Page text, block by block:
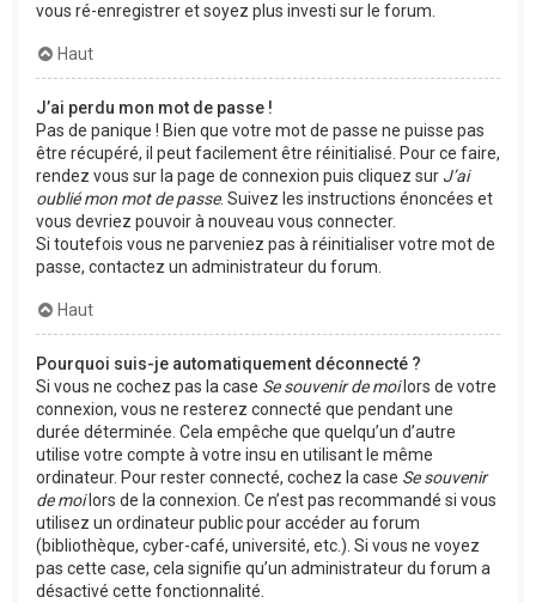
vous ré-enregistrer et soyez plus investi sur le forum.
Haut
J’ai perdu mon mot de passe !
Pas de panique ! Bien que votre mot de passe ne puisse pas
être récupéré, il peut facilement être réinitialisé. Pour ce faire,
rendez vous sur la page de connexion puis cliquez sur J’ai
oublié mon mot de passe. Suivez les instructions énoncées et
vous devriez pouvoir à nouveau vous connecter.
Si toutefois vous ne parveniez pas à réinitialiser votre mot de
passe, contactez un administrateur du forum.
Haut
Pourquoi suis-je automatiquement déconnecté ?
Si vous ne cochez pas la case Se souvenir de moilors de votre
connexion, vous ne resterez connecté que pendant une
durée déterminée. Cela empêche que quelqu’un d’autre
utilise votre compte à votre insu en utilisant le même
ordinateur. Pour rester connecté, cochez la case Se souvenir
de moilors de la connexion. Ce n’est pas recommandé si vous
utilisez un ordinateur public pour accéder au forum
(bibliothèque, cyber-café, université, etc.). Si vous ne voyez
pas cette case, cela signifie qu’un administrateur du forum a
désactivé cette fonctionnalité.